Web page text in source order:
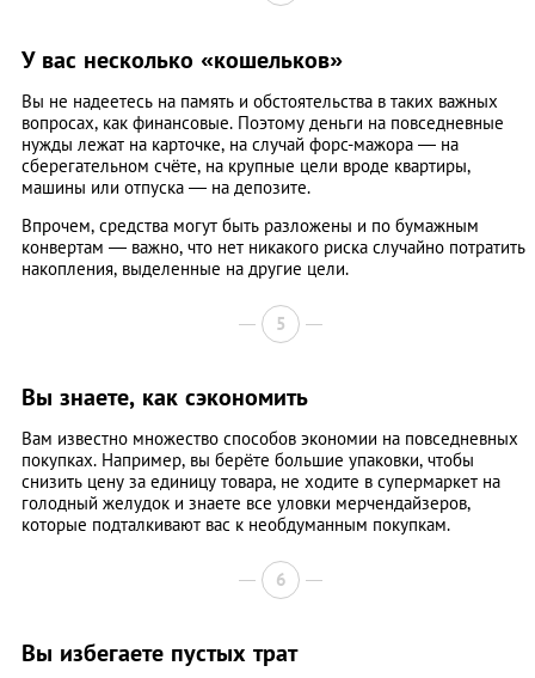
У вас несколько «кошельков»
Вы не надеетесь на память и обстоятельства в таких важных
вопросах, как финансовые. Поэтому деньги на повседневные
нужды лежат на карточке, на случай форс-мажора — на
сберегательном счёте, на крупные цели вроде квартиры,
машины или отпуска — на депозите.
Впрочем, средства могут быть разложены и по бумажным
конвертам — важно, что нет никакого риска случайно потратить
накопления, выделенные на другие цели.
5
Вы знаете, как сэкономить
Вам известно множество способов экономии на повседневных
покупках. Например, вы берёте большие упаковки, чтобы
снизить цену за единицу товара, не ходите в супермаркет на
голодный желудок и знаете все уловки мерчендайзеров,
которые подталкивают вас к необдуманным покупкам.
6
Вы избегаете пустых трат